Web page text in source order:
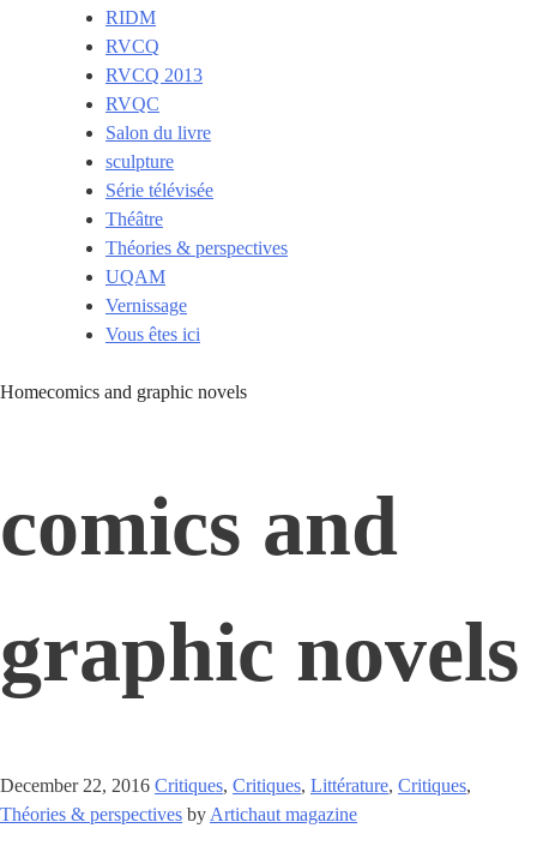
RIDM
RVCQ
RVCQ 2013
RVQC
Salon du livre
sculpture
Série télévisée
Théâtre
Théories & perspectives
UQAM
Vernissage
Vous êtes ici
Homecomics and graphic novels
comics and
graphic novels
December 22, 2016 Critiques, Critiques, Littérature, Critiques,
Théories & perspectives by Artichaut magazine